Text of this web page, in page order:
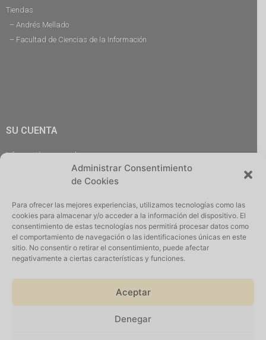
Administrar Consentimiento
de Cookies
Para ofrecer las mejores experiencias, utilizamos tecnologías como las
cookies para almacenar y/o acceder a la información del dispositivo. El
consentimiento de estas tecnologías nos permitirá procesar datos como
el comportamiento de navegación o las identificaciones únicas en este
sitio. No consentir o retirar el consentimiento, puede afectar
negativamente a ciertas características y funciones.
Aceptar
Denegar
Tiendas
– Andrés Mellado
– Facultad de Ciencias de la Información
SU CUENTA
Información personal
Cerrar Sesión
Iniciar Sesión
Suscribirse